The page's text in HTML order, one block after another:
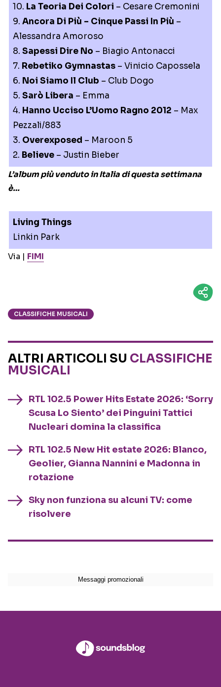
10. La Teoria Dei Colori – Cesare Cremonini
9. Ancora Di Più – Cinque Passi In Più –
Alessandra Amoroso
8. Sapessi Dire No – Biagio Antonacci
7. Rebetiko Gymnastas – Vinicio Capossela
6. Noi Siamo Il Club – Club Dogo
5. Sarò Libera – Emma
4. Hanno Ucciso L’Uomo Ragno 2012 – Max
Pezzali/883
3. Overexposed – Maroon 5
2. Believe – Justin Bieber
L’album più venduto in Italia di questa settimana
è…
Living Things
Linkin Park
Via | FIMI
CLASSIFICHE MUSICALI
ALTRI ARTICOLI SU CLASSIFICHE
MUSICALI
RTL 102.5 Power Hits Estate 2026: ‘Sorry
Scusa Lo Siento’ dei Pinguini Tattici
Nucleari domina la classifica
RTL 102.5 New Hit estate 2026: Blanco,
Geolier, Gianna Nannini e Madonna in
rotazione
Sky non funziona su alcuni TV: come
risolvere